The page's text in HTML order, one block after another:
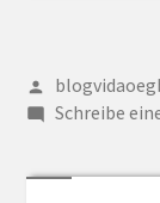
von
Schreibe